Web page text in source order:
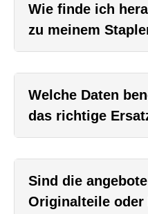
Wie finde ich
zu meinem
Welche Daten
das richtige
Sind die
Originalteile oder